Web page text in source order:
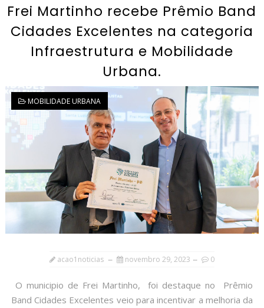
Frei Martinho recebe Prêmio Band
Cidades Excelentes na categoria
Infraestrutura e Mobilidade
Urbana.
MOBILIDADE URBANA
acao1noticias novembro 29, 2023 0
O municipio de Frei Martinho, foi destaque no Prêmio
Band Cidades Excelentes veio para incentivar a melhoria da